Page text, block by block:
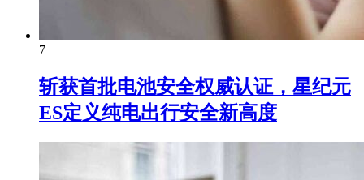
7
斩获首批电池安全权威认证，星纪元
ES定义纯电出行安全新高度